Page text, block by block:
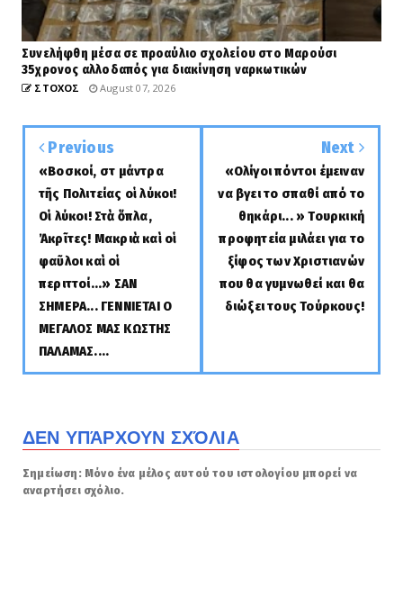
Συνελήφθη μέσα σε προαύλιο σχολείου στο Μαρούσι
35χρονος αλλοδαπός για διακίνηση ναρκωτικών
ΣΤΟΧΟΣ August 07, 2026
Previous
«Βοσκοί, στὴ μάντρα
τῆς Πολιτείας οἱ λύκοι!
Οἱ λύκοι! Στὰ ὅπλα,
Ἀκρῖτες! Μακριὰ καὶ οἱ
φαῦλοι καὶ οἱ
περιττοί...» ΣΑΝ
ΣΗΜΕΡΑ... ΓΕΝΝΙΕΤΑΙ Ο
ΜΕΓΑΛΟΣ ΜΑΣ ΚΩΣΤΗΣ
ΠΑΛΑΜΑΣ....
Next
«Ολίγοι πόντοι έμειναν
να βγει το σπαθί από το
θηκάρι... » Τουρκική
προφητεία μιλάει για το
ξίφος των Χριστιανών
που θα γυμνωθεί και θα
διώξει τους Τούρκους!
ΔΕΝ ΥΠΆΡΧΟΥΝ ΣΧΌΛΙΑ
Σημείωση: Μόνο ένα μέλος αυτού του ιστολογίου μπορεί να
αναρτήσει σχόλιο.